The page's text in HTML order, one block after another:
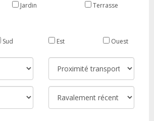
Jardin Terrasse
Sud Est Ouest